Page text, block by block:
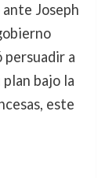
Joseph
a
bajo la
este